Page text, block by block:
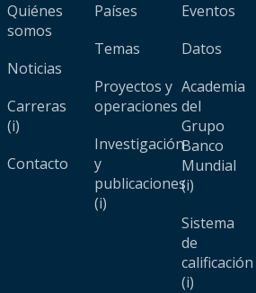
Quiénes
somos
Noticias
Carreras
(i)
Contacto
Países
Temas
Proyectos y
operaciones
Investigación
y
publicaciones
(i)
Eventos
Datos
Academia
del
Grupo
Banco
Mundial
(i)
Sistema
de
calificación
(i)